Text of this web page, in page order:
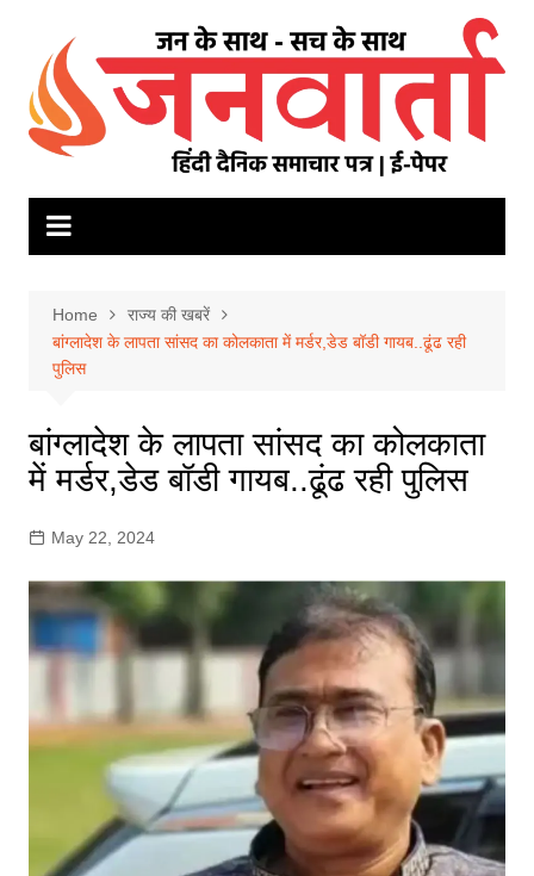
content
Home
राज्य की खबरें
बांग्लादेश के लापता सांसद का कोलकाता में मर्डर,डेड बॉडी गायब..ढूंढ रही
पुलिस
बांग्लादेश के लापता सांसद का कोलकाता
में मर्डर,डेड बॉडी गायब..ढूंढ रही पुलिस
May 22, 2024